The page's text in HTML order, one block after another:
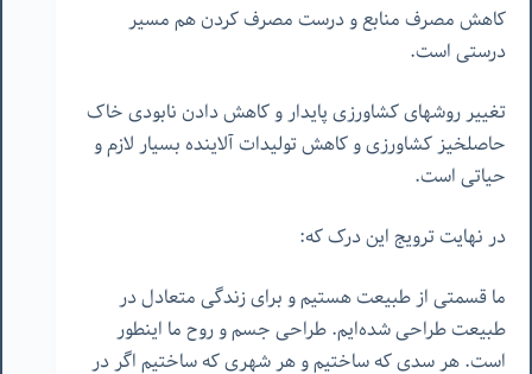
کاهش مصرف منابع و درست مصرف کردن هم مسیر
درستی است.
تغییر روشهای کشاورزی پایدار و کاهش دادن نابودی خاک
حاصلخیز کشاورزی و کاهش تولیدات آلاینده بسیار لازم و
حیاتی است.
در نهایت ترویج این درک که:
ما قسمتی از طبیعت هستیم و برای زندگی متعادل در
طبیعت طراحی شده‌ایم. طراحی جسم و روح ما اینطور
است. هر سدی که ساختیم و هر شهری که ساختیم اگر در